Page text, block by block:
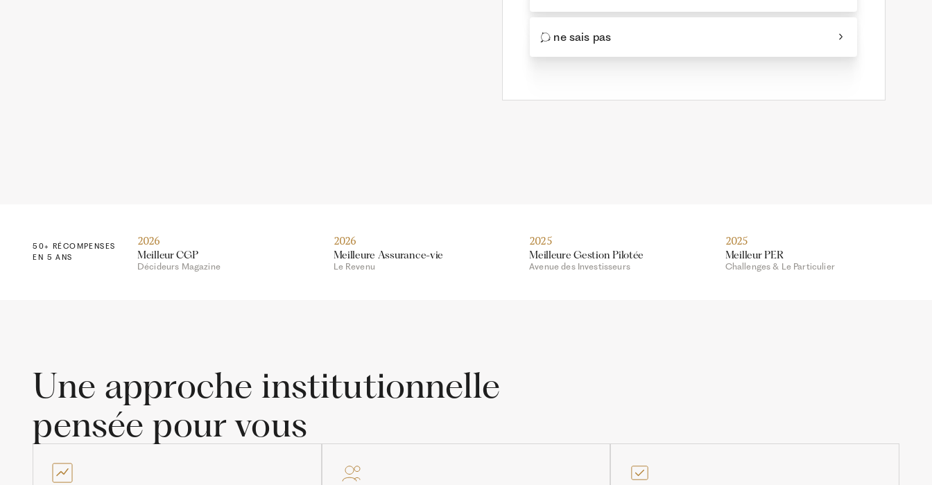
Je ne sais pas
50+ RÉCOMPENSES
EN 5 ANS
2026
Meilleur CGP
Décideurs Magazine
2026
Meilleure Assurance-vie
Le Revenu
2025
Meilleure Gestion Pilotée
Avenue des Investisseurs
2025
Meilleur PER
Challenges & Le Particulier
Une approche institutionnelle
pensée pour vous